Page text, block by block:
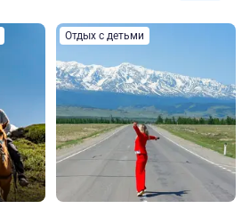
Отдых с детьми